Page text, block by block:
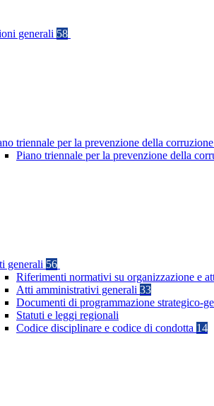
generali 58
triennale per la prevenzione della
Piano triennale per la prevenzione della
generali 56
Riferimenti normativi su organizzazione e
Atti amministrativi generali 33
Documenti di programmazione strategico-
Statuti e leggi regionali
Codice disciplinare e codice di condotta 14